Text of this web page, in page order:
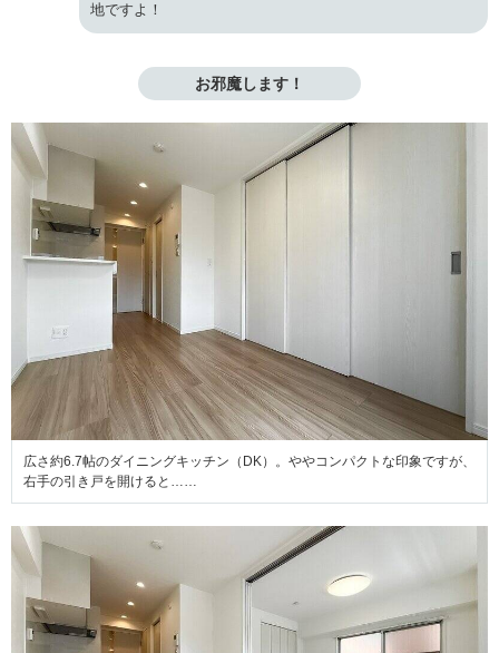
地ですよ！
お邪魔します！
広さ約6.7帖のダイニングキッチン（DK）。ややコンパクトな印象ですが、
右手の引き戸を開けると……